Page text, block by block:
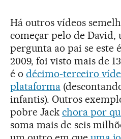
Há outros vídeos
começar pelo de David,
pergunta ao pai se este
2009, foi visto mais de
é o décimo-terceiro
plataforma
infantis). Outros
pobre Jack chora por
soma mais de seis